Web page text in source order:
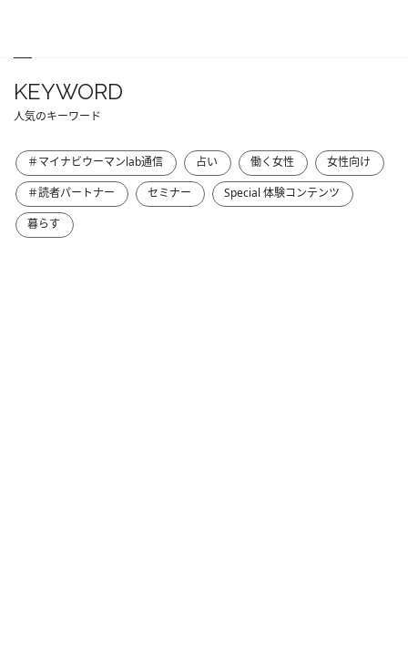
KEYWORD
人気のキーワード
＃マイナビウーマンlab通信 占い 働く女性
女性向け
＃読者パートナー
セミナー
Special 体験コンテンツ
暮らす